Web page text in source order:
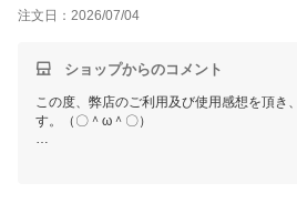
注文日：2026/07/04
ショップからのコメント
この度、弊店のご利用及び使用感想を頂き
す。（〇＾ω＾〇）
ご多用にもかかわらず、丁寧なご使用感
お買い上げ商品は少しでもお客様のお役に